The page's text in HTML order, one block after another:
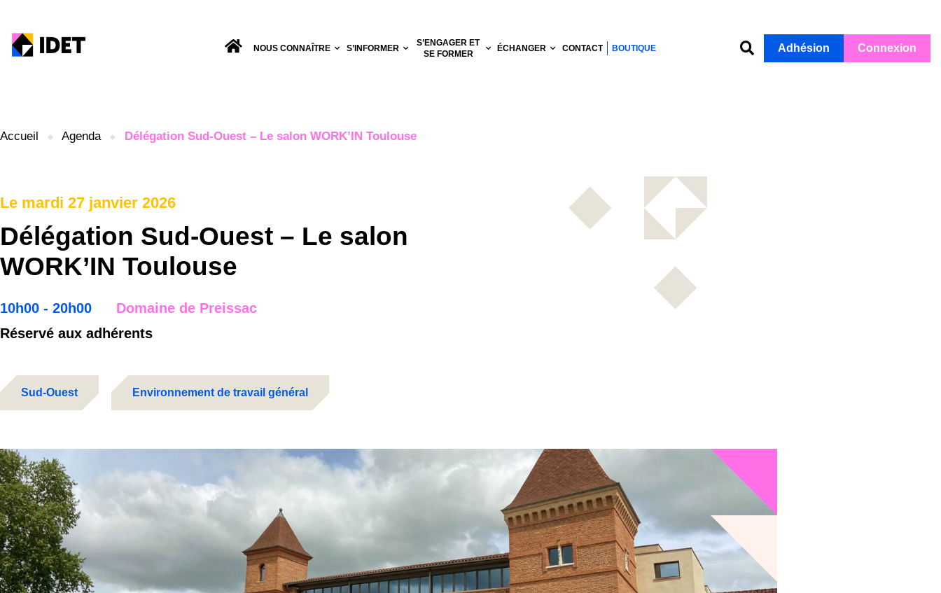
NOUS CONNAÎTRE S’INFORMER
S’ENGAGER ET
SE FORMER
ÉCHANGER CONTACT BOUTIQUE Adhésion Connexion
Accueil Agenda Délégation Sud-Ouest – Le salon WORK’IN Toulouse
Le mardi 27 janvier 2026
Délégation Sud-Ouest – Le salon
WORK’IN Toulouse
10h00 - 20h00
Domaine de Preissac
Réservé aux adhérents
Sud-Ouest Environnement de travail général